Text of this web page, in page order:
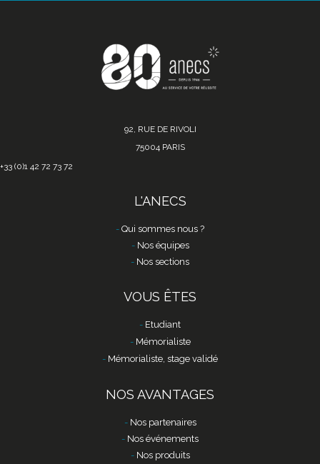
92, RUE DE RIVOLI
75004 PARIS
+33 (0)1 42 72 73 72
L'ANECS
Qui sommes nous ?
Nos équipes
Nos sections
VOUS ÊTES
Etudiant
Mémorialiste
Mémorialiste, stage validé
NOS AVANTAGES
Nos partenaires
Nos événements
Nos produits